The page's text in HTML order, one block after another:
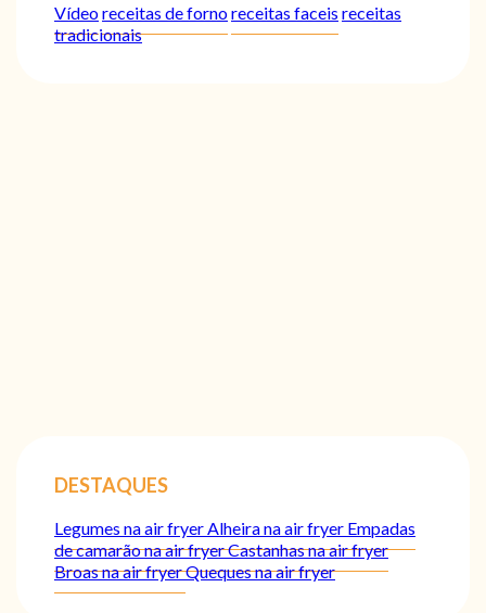
Vídeoreceitas de fornoreceitas faceis receitas
tradicionais
DESTAQUES
Legumes na air fryer Alheira na air fryer Empadas
de camarão na air fryerCastanhas na air fryer
Broas na air fryerQueques na air fryer